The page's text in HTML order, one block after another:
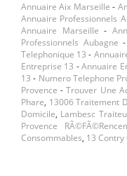
Annuaire Aix Marseille -
Annuaire Professionnels
Annuaire Marseille -
Professionnels Aubagne
Telephonique 13 -
Entreprise 13 -Annuaire
13 - Numero Telephone
Provence -Trouver Une
Phare, 13006 Traitement
Domicile, Lambesc
Provence
Consommables, 13 Contry